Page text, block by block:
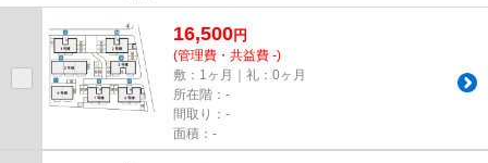
16,500円
(管理費・共益費 -)
敷：1ヶ月｜礼：0ヶ月
所在階：-
間取り：-
面積：-